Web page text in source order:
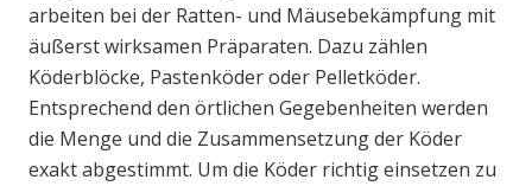
arbeiten bei der Ratten- und Mäusebekämpfung mit
äußerst wirksamen Präparaten. Dazu zählen
Köderblöcke, Pastenköder oder Pelletköder.
Entsprechend den örtlichen Gegebenheiten werden
die Menge und die Zusammensetzung der Köder
exakt abgestimmt. Um die Köder richtig einsetzen zu